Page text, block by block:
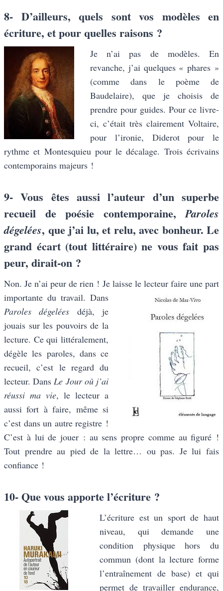
8- D’ailleurs, quels sont vos modèles en
écriture, et pour quelles raisons ?
Je n’ai pas de modèles. En
revanche, j’ai quelques « phares »
(comme dans le poème de
Baudelaire), que je choisis de
prendre pour guides. Pour ce livre-
ci, c’était très clairement Voltaire,
pour l’ironie, Diderot pour le
rythme et Montesquieu pour le décalage. Trois écrivains
contemporains majeurs !
9- Vous êtes aussi l’auteur d’un superbe
recueil de poésie contemporaine,Paroles
dégelées, que j’ai lu, et relu, avec bonheur. Le
grand écart (tout littéraire) ne vous fait pas
peur, dirait-on ?
Non. Je n’ai peur de rien ! Je laisse le lecteur faire une part
importante du travail. Dans
Paroles dégelées déjà, je
jouais sur les pouvoirs de la
lecture. Ce qui littéralement,
dégèle les paroles, dans ce
recueil, c’est le regard du
lecteur. DansLe Jour où j’ai
réussi ma vie, le lecteur a
aussi fort à faire, même si
c’est dans un autre registre !
C’est à lui de jouer : au sens propre comme au figuré !
Tout prendre au pied de la lettre… ou pas. Je lui fais
confiance !
10- Que vous apporte l’écriture ?
L’écriture est un sport de haut
niveau, qui demande une
condition physique hors du
commun (dont la lecture forme
l’entraînement de base) et qui
permet de travailler endurance,